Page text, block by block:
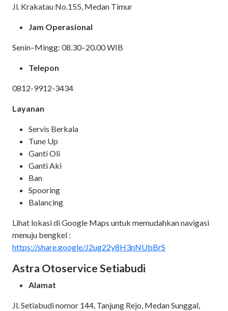
Jl. Krakatau No.155, Medan Timur
Jam Operasional
Senin–Mingg: 08.30–20.00 WIB
Telepon
0812-9912-3434
Layanan
Servis Berkala
Tune Up
Ganti Oli
Ganti Aki
Ban
Spooring
Balancing
Lihat lokasi di Google Maps untuk memudahkan navigasi
menuju bengkel :
https://share.google/J2ug22y8H3nNUbBrS
Astra Otoservice Setiabudi
Alamat
Jl. Setiabudi nomor 144, Tanjung Rejo, Medan Sunggal,